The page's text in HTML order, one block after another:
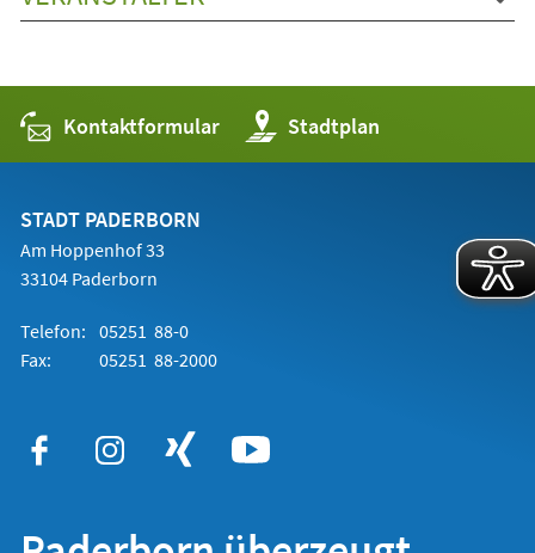
Kontaktformular Stadtplan
(Öffnet
in
einem
STADT PADERBORN
Am Hoppenhof 33
33104 Paderborn
Telefon: 05251 88-0
Fax:
05251 88-2000